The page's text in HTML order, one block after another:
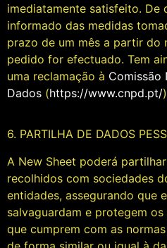
imediatamente satisfeito. De
informado das medidas
prazo de um mês a partir do
pedido for efectuado. Tem
uma reclamação à Comissão
Dados (https://www.cnpd.pt/
6. PARTILHA DE DADOS
A New Sheet poderá
recolhidos com sociedades
entidades, assegurando que
salvaguardam e protegem
que cumprem com as